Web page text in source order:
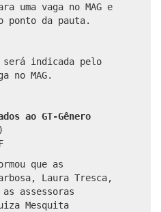
uma vaga no MAG e
ponto da pauta.
será indicada pelo
no MAG.
ao GT-Gênero
que as
Laura Tresca,
assessoras
Mesquita